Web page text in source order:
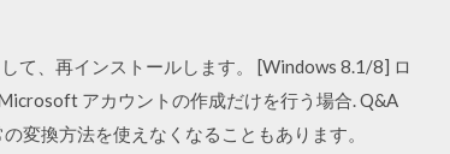
て、再インストールします。 [Windows 8.1/8] ロ
アカウントの作成だけを行う場合. Q&A
変換方法を使えなくなることもあります。